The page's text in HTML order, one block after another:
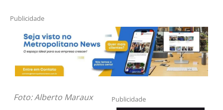
Publicidade
Foto: Alberto Maraux
Publicidade